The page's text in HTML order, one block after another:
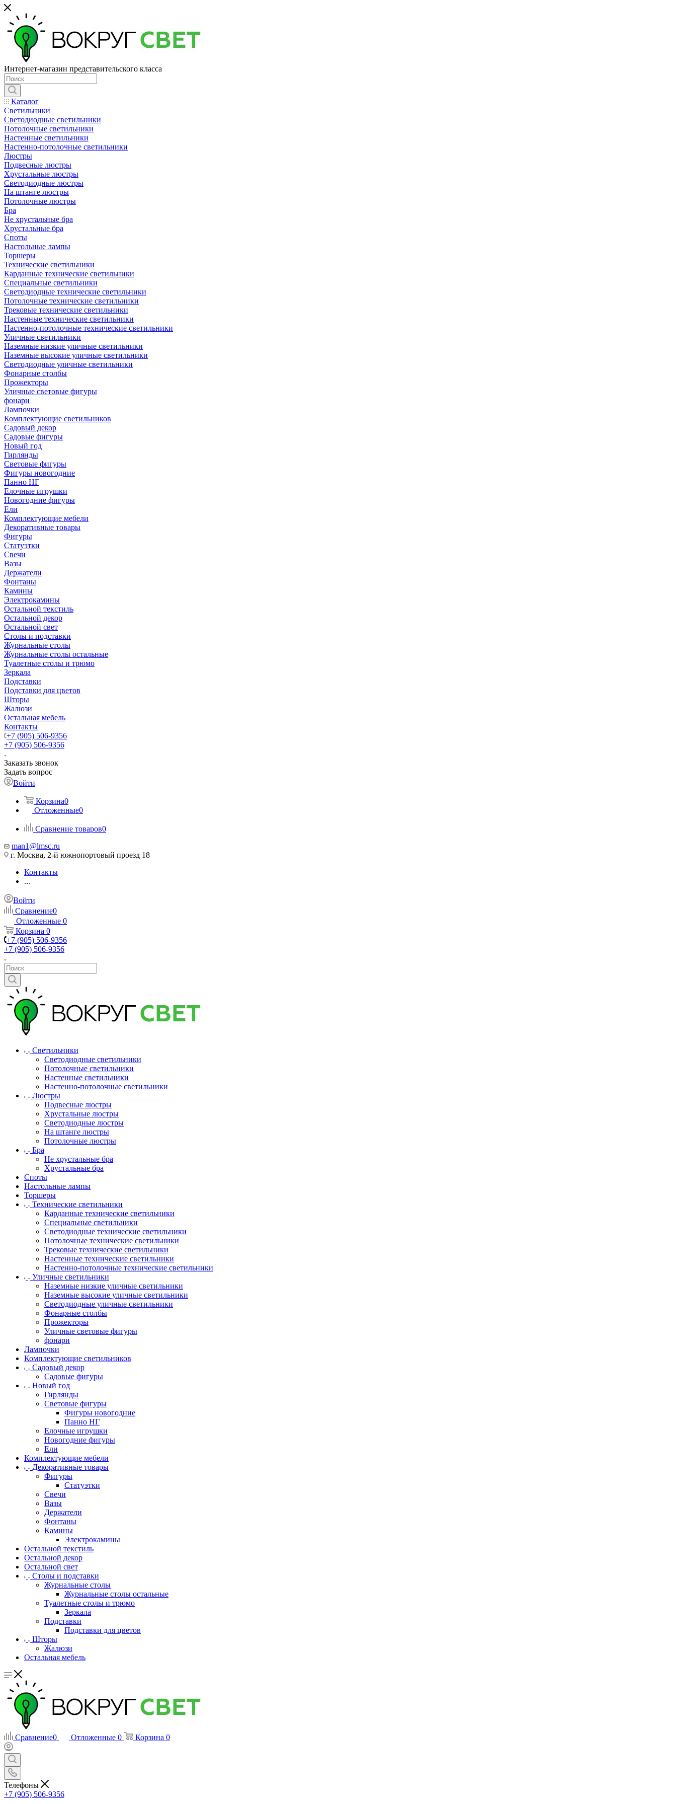
Интернет-магазин представительского класса
Каталог
Светильники
Светодиодные светильники
Потолочные светильники
Настенные светильники
Настенно-потолочные светильники
Люстры
Подвесные люстры
Хрустальные люстры
Светодиодные люстры
На штанге люстры
Потолочные люстры
Бра
Не хрустальные бра
Хрустальные бра
Споты
Настольные лампы
Торшеры
Технические светильники
Карданные технические светильники
Специальные светильники
Светодиодные технические светильники
Потолочные технические светильники
Трековые технические светильники
Настенные технические светильники
Настенно-потолочные технические светильники
Уличные светильники
Наземные низкие уличные светильники
Наземные высокие уличные светильники
Светодиодные уличные светильники
Фонарные столбы
Прожекторы
Уличные световые фигуры
фонари
Лампочки
Комплектующие светильников
Садовый декор
Садовые фигуры
Новый год
Гирлянды
Световые фигуры
Фигуры новогодние
Панно НГ
Елочные игрушки
Новогодние фигуры
Ели
Комплектующие мебели
Декоративные товары
Фигуры
Статуэтки
Свечи
Вазы
Держатели
Фонтаны
Камины
Электрокамины
Остальной текстиль
Остальной декор
Остальной свет
Столы и подставки
Журнальные столы
Журнальные столы остальные
Туалетные столы и трюмо
Зеркала
Подставки
Подставки для цветов
Шторы
Жалюзи
Остальная мебель
Контакты
+7 (905) 506-9356
+7 (905) 506-9356
Заказать звонок
Задать вопрос
Войти
Корзина0
Отложенные0
Сравнение товаров0
man1@lmsc.ru
г. Москва, 2-й южнопортовый проезд 18
Контакты
...
Войти
Сравнение0
Отложенные 0
Корзина 0
+7 (905) 506-9356
+7 (905) 506-9356
Светильники
Светодиодные светильники
Потолочные светильники
Настенные светильники
Настенно-потолочные светильники
Люстры
Подвесные люстры
Хрустальные люстры
Светодиодные люстры
На штанге люстры
Потолочные люстры
Бра
Не хрустальные бра
Хрустальные бра
Споты
Настольные лампы
Торшеры
Технические светильники
Карданные технические светильники
Специальные светильники
Светодиодные технические светильники
Потолочные технические светильники
Трековые технические светильники
Настенные технические светильники
Настенно-потолочные технические светильники
Уличные светильники
Наземные низкие уличные светильники
Наземные высокие уличные светильники
Светодиодные уличные светильники
Фонарные столбы
Прожекторы
Уличные световые фигуры
фонари
Лампочки
Комплектующие светильников
Садовый декор
Садовые фигуры
Новый год
Гирлянды
Световые фигуры
Фигуры новогодние
Панно НГ
Елочные игрушки
Новогодние фигуры
Ели
Комплектующие мебели
Декоративные товары
Фигуры
Статуэтки
Свечи
Вазы
Держатели
Фонтаны
Камины
Электрокамины
Остальной текстиль
Остальной декор
Остальной свет
Столы и подставки
Журнальные столы
Журнальные столы остальные
Туалетные столы и трюмо
Зеркала
Подставки
Подставки для цветов
Шторы
Жалюзи
Остальная мебель
Сравнение0 Отложенные 0 Корзина 0
Телефоны
+7 (905) 506-9356